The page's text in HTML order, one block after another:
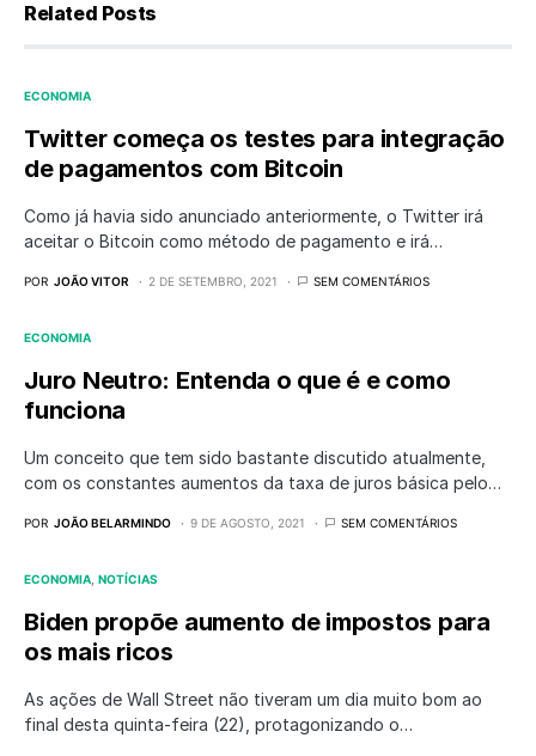
Related Posts
ECONOMIA
Twitter começa os testes para integração
de pagamentos com Bitcoin
Como já havia sido anunciado anteriormente, o Twitter irá
aceitar o Bitcoin como método de pagamento e irá…
POR JOÃO VITOR 2 DE SETEMBRO, 2021 SEM COMENTÁRIOS
ECONOMIA
Juro Neutro: Entenda o que é e como
funciona
Um conceito que tem sido bastante discutido atualmente,
com os constantes aumentos da taxa de juros básica pelo…
POR JOÃO BELARMINDO 9 DE AGOSTO, 2021 SEM COMENTÁRIOS
ECONOMIA NOTÍCIAS
Biden propõe aumento de impostos para
os mais ricos
As ações de Wall Street não tiveram um dia muito bom ao
final desta quinta-feira (22), protagonizando o…